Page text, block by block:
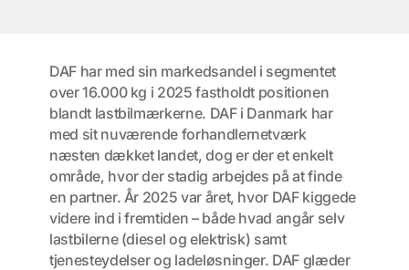
DAF har med sin markedsandel i segmentet
over 16.000 kg i 2025 fastholdt positionen
blandt lastbilmærkerne. DAF i Danmark har
med sit nuværende forhandlernetværk
næsten dækket landet, dog er der et enkelt
område, hvor der stadig arbejdes på at finde
en partner. År 2025 var året, hvor DAF kiggede
videre ind i fremtiden – både hvad angår selv
lastbilerne (diesel og elektrisk) samt
tjenesteydelser og ladeløsninger. DAF glæder